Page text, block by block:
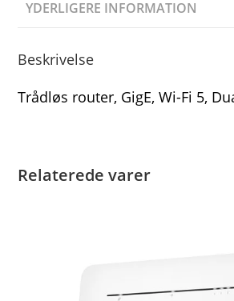
YDERLIGERE INFORMATION
Beskrivelse
Trådløs router, GigE, Wi-Fi 5,
Relaterede varer